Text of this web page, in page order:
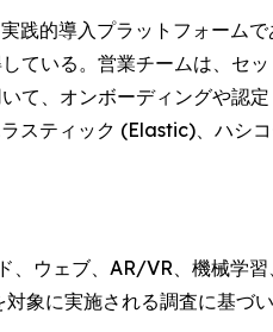
践的導入プラットフォーム
ている。営業チームは、セ
て、オンボーディングや認
スティック (Elastic)、ハシ
、ウェブ、AR/VR、機械学
象に実施される調査に基づい